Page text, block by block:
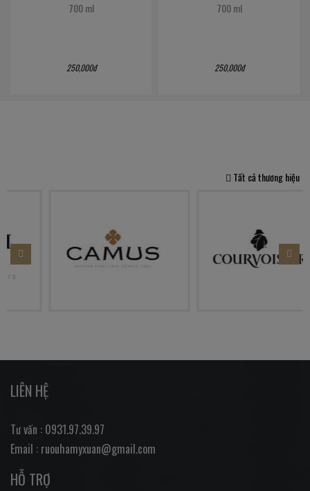
700 ml
250,000đ
700 ml
250,000đ
Tất cả thương hiệu
LIÊN HỆ
Tư vấn : 0931.97.39.97
Email : ruouhamyxuan@gmail.com
HỖ TRỢ